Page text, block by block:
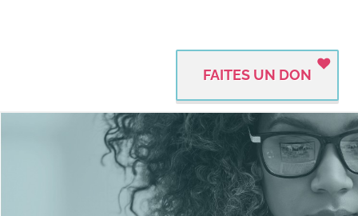
FAITES UN DON